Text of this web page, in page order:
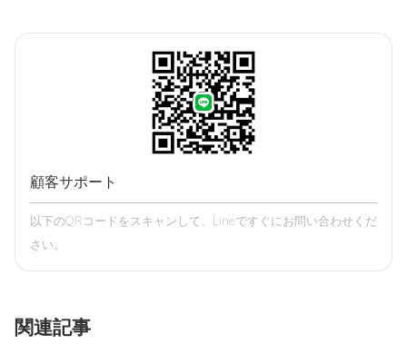
顧客サポート
以下のQRコードをスキャンして、Lineですぐにお問い合わせくだ
さい。
関連記事